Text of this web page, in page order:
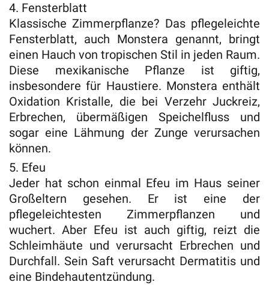
4. Fensterblatt
Klassische Zimmerpflanze? Das pflegeleichte
Fensterblatt, auch Monstera genannt, bringt
einen Hauch von tropischen Stil in jeden Raum.
Diese mexikanische Pflanze ist giftig,
insbesondere für Haustiere. Monstera enthält
Oxidation Kristalle, die bei Verzehr Juckreiz,
Erbrechen, übermäßigen Speichelfluss und
sogar eine Lähmung der Zunge verursachen
können.
5. Efeu
Jeder hat schon einmal Efeu im Haus seiner
Großeltern gesehen. Er ist eine der
pflegeleichtesten Zimmerpflanzen und
wuchert. Aber Efeu ist auch giftig, reizt die
Schleimhäute und verursacht Erbrechen und
Durchfall. Sein Saft verursacht Dermatitis und
eine Bindehautentzündung.